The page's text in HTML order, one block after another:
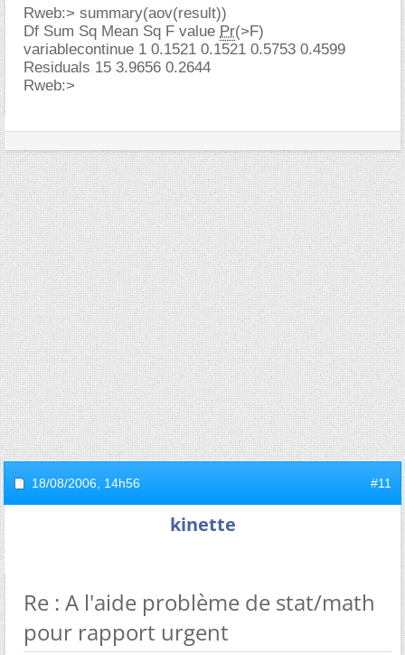
Rweb:> summary(aov(result))
Df Sum Sq Mean Sq F value Pr(>F)
variablecontinue 1 0.1521 0.1521 0.5753 0.4599
Residuals 15 3.9656 0.2644
Rweb:>
18/08/2006, 14h56 #11
kinette
Re : A l'aide problème de stat/math
pour rapport urgent